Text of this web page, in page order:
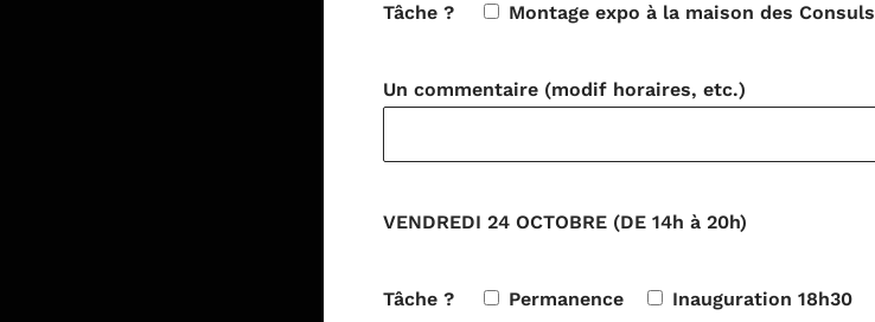
Tâche ? Montage expo à la maison des Consuls
Un commentaire (modif horaires, etc.)
VENDREDI 24 OCTOBRE (DE 14h à 20h)
Tâche ? Permanence Inauguration 18h30